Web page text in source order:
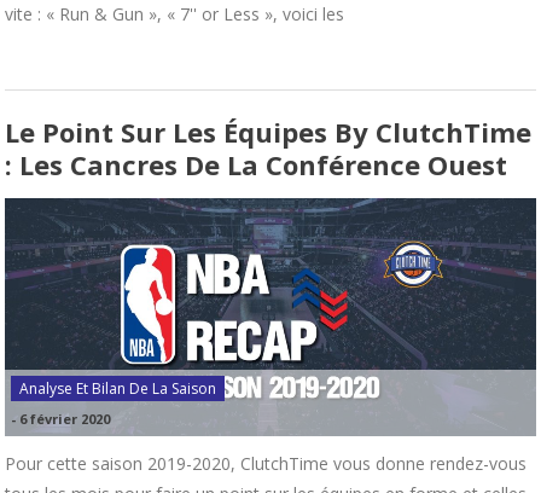
vite : « Run & Gun », « 7'' or Less », voici les
Le Point Sur Les Équipes By ClutchTime
: Les Cancres De La Conférence Ouest
Analyse Et Bilan De La Saison
- 6 février 2020
Pour cette saison 2019-2020, ClutchTime vous donne rendez-vous